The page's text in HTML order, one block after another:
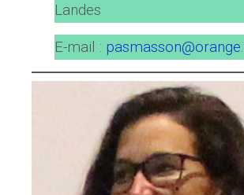
Landes
E-mail :